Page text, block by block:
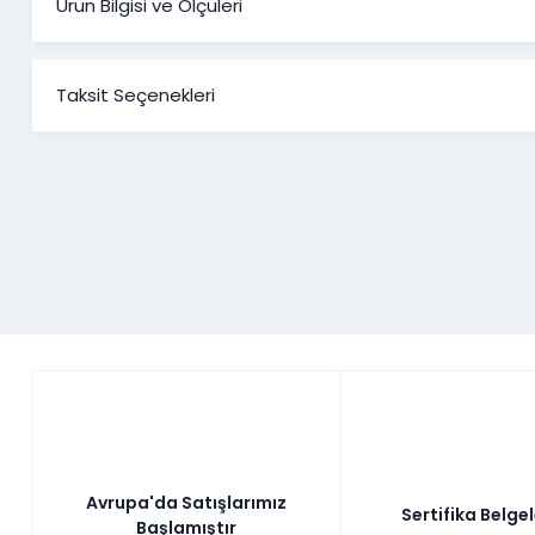
Ürün Bilgisi ve Ölçüleri
Taksit Seçenekleri
Avrupa'da Satışlarımız
Başlamıştır
Sertifika